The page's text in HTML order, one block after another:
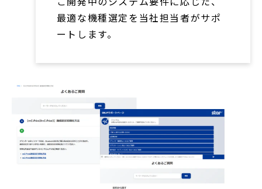
最適な機種選定を当社担当者がサポ
ートします。